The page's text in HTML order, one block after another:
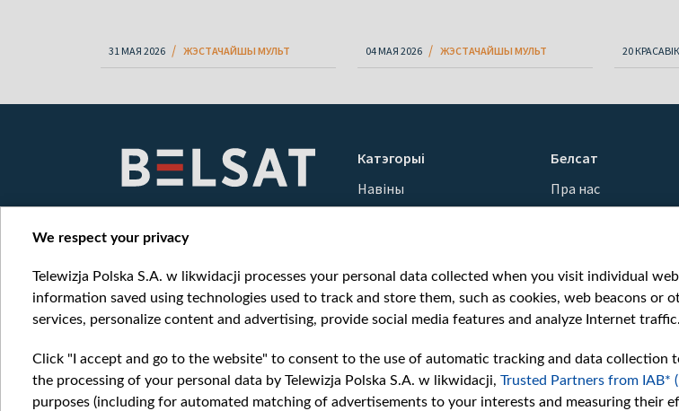
31 МАЯ 2026 ЖЭСТАЧАЙШЫ МУЛЬТ 04 МАЯ 2026 ЖЭСТАЧАЙШЫ МУЛЬТ 20
Катэгорыі
Навіны
Вайна
Белсат
Пра нас
Кантакты
Як нас глядзець
Узнагароды
Міжнародная
Ціск з боку ўладаў
Беларусі
Як нас падтрымаць
We respect your privacy
Telewizja Polska S.A. w likwidacji processes your personal data collected when you visit individual
information saved using technologies used to track and store them, such as cookies, web beacons
services, personalize content and advertising, provide social media features and analyze Internet traffic.
Click "I accept and go to the website" to consent to the use of automatic tracking and data collection
the processing of your personal data by Telewizja Polska S.A. w likwidacji, Trusted Partners from IAB*
purposes (including for automated matching of advertisements to your interests and measuring their